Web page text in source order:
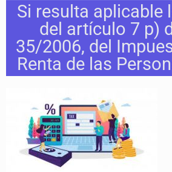
Si resulta aplicable
del artículo 7 p)
35/2006, del
Renta de las